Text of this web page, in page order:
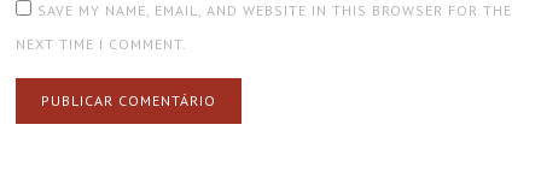
SAVE MY NAME, EMAIL, AND WEBSITE IN THIS BROWSER FOR THE
NEXT TIME I COMMENT.